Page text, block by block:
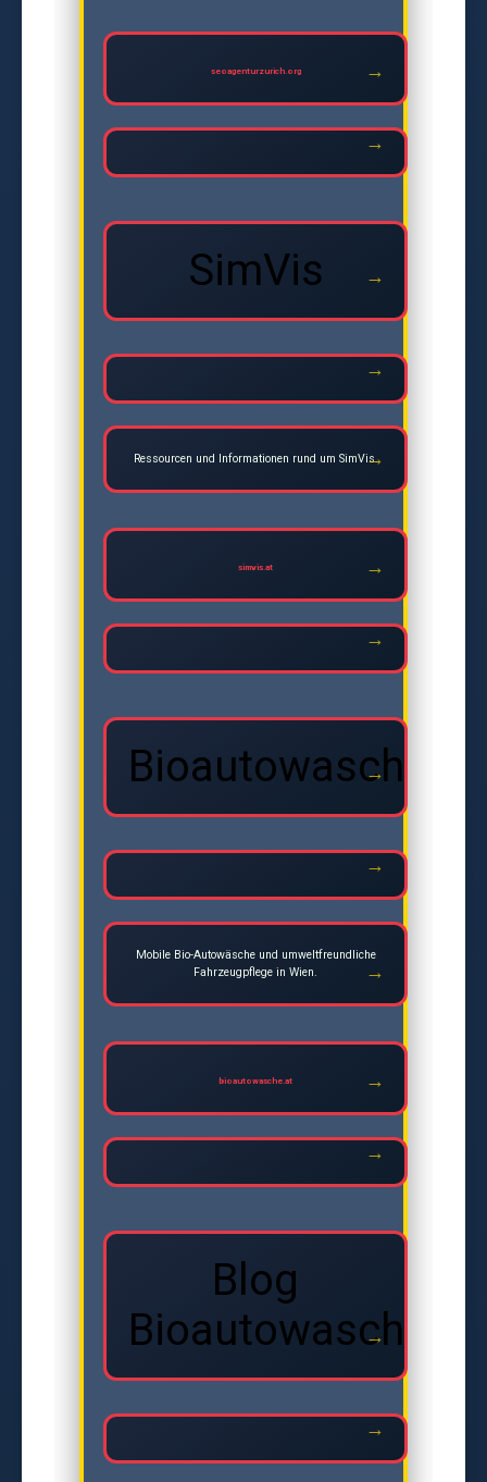
seoagenturzurich.org
SimVis
Ressourcen und Informationen rund um SimVis.
simvis.at
Bioautowasche
Mobile Bio-Autowäsche und umweltfreundliche
Fahrzeugpflege in Wien.
bioautowasche.at
Blog
Bioautowasche